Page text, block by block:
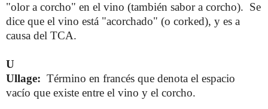
"olor a corcho" en el vino (también sabor a corcho). Se
dice que el vino está "acorchado" (o corked), y es a
causa del TCA.
U
Ullage: Término en francés que denota el espacio
vacío que existe entre el vino y el corcho.